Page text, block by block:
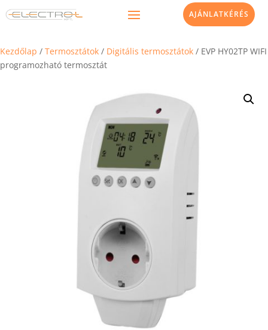
AJÁNLATKÉRÉS
Kezdőlap / Termosztátok / Digitális termosztátok / EVP HY02TP WIFI
programozható termosztát